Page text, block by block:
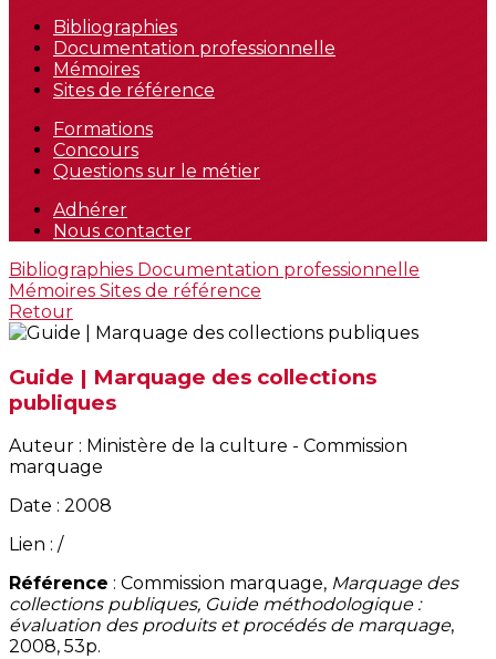
Bibliographies
Documentation professionnelle
Mémoires
Sites de référence
Formations
Concours
Questions sur le métier
Adhérer
Nous contacter
Bibliographies Documentation professionnelle
Mémoires Sites de référence
Retour
Guide | Marquage des collections
publiques
Auteur : Ministère de la culture - Commission
marquage
Date : 2008
Lien : /
Référence : Commission marquage, Marquage des
collections publiques, Guide méthodologique :
évaluation des produits et procédés de marquage,
2008, 53p.